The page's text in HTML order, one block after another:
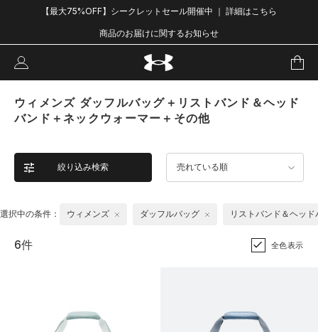
【最大75%OFF】シークレットセール開催中 ｜ 詳細はこちら
商品のお届けに関するお知らせ
ウィメンズ ダッフルバッグ＋リストバンド＆ヘッド
バンド＋ネックウォーマー＋その他
絞り込み検索 売れている順
選択中の条件： ウィメンズ ダッフルバッグ リストバンド＆ヘッド
6件 全色表示